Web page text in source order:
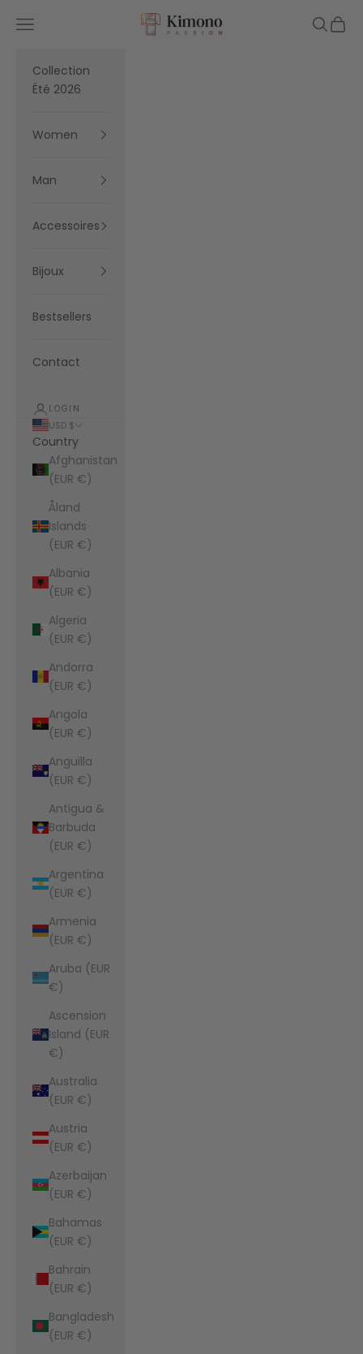
Kimono Passion
Navigation menu Search
Cart
Collection
Été 2026
Women
Man
Accessoires
Bijoux
Bestsellers
Contact
LOGIN
USD $
Country
Afghanistan
(EUR €)
Åland
Islands
(EUR €)
Albania
(EUR €)
Algeria
(EUR €)
Andorra
(EUR €)
Angola
(EUR €)
Anguilla
(EUR €)
Antigua &
Barbuda
(EUR €)
Argentina
(EUR €)
Armenia
(EUR €)
Aruba (EUR
€)
Ascension
Island (EUR
€)
Australia
(EUR €)
Austria
(EUR €)
Azerbaijan
(EUR €)
Bahamas
(EUR €)
Bahrain
(EUR €)
Bangladesh
(EUR €)